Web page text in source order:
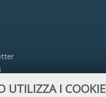
UTILIZZA I COOKIE